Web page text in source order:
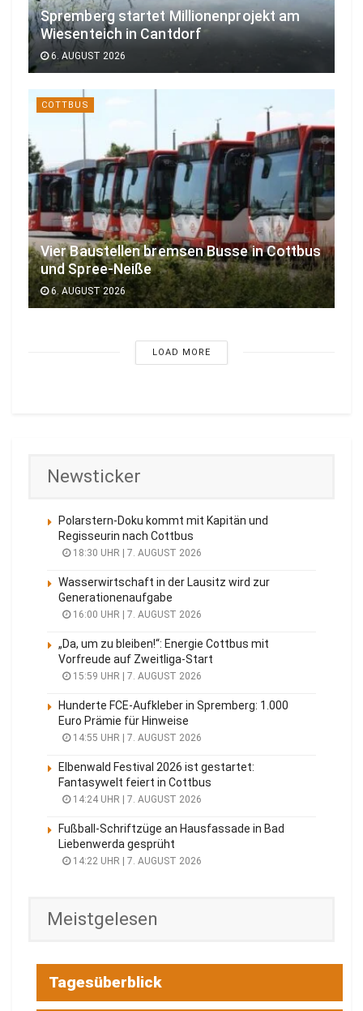
Spremberg startet Millionenprojekt am
Wiesenteich in Cantdorf
6. AUGUST 2026
COTTBUS
Vier Baustellen bremsen Busse in Cottbus
und Spree-Neiße
6. AUGUST 2026
LOAD MORE
Newsticker
Polarstern-Doku kommt mit Kapitän und
Regisseurin nach Cottbus
18:30 UHR | 7. AUGUST 2026
Wasserwirtschaft in der Lausitz wird zur
Generationenaufgabe
16:00 UHR | 7. AUGUST 2026
„Da, um zu bleiben!“: Energie Cottbus mit
Vorfreude auf Zweitliga-Start
15:59 UHR | 7. AUGUST 2026
Hunderte FCE-Aufkleber in Spremberg: 1.000
Euro Prämie für Hinweise
14:55 UHR | 7. AUGUST 2026
Elbenwald Festival 2026 ist gestartet:
Fantasywelt feiert in Cottbus
14:24 UHR | 7. AUGUST 2026
Fußball-Schriftzüge an Hausfassade in Bad
Liebenwerda gesprüht
14:22 UHR | 7. AUGUST 2026
Meistgelesen
Tagesüberblick